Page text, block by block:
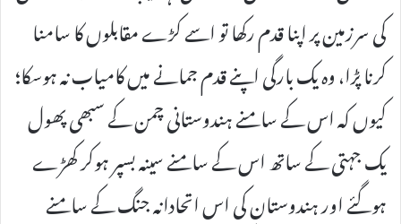
کی سرزمین پر اپنا قدم رکھا تو اسے کڑے مقابلوں کا سامنا
کرنا پڑا، وہ یک بارگی اپنے قدم جمانے میں کامیاب نہ ہوسکا؛
کیوں کہ اس کے سامنے ہندوستانی چمن کے سبھی پھول
یک جہتی کے ساتھ اس کے سامنے سینہ بسپر ہوکر کھڑے
ہوگئے اور ہندوستان کی اس اتحادانہ جنگ کے سامنے